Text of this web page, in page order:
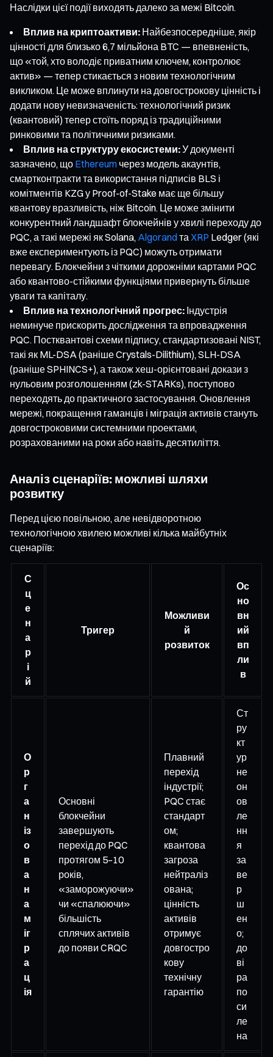
Наслідки цієї події виходять далеко за межі Bitcoin.
Вплив на криптоактиви: Найбезпосередніше, якір
цінності для близько 6,7 мільйона BTC — впевненість,
що «той, хто володіє приватним ключем, контролює
актив» — тепер стикається з новим технологічним
викликом. Це може вплинути на довгострокову цінність і
додати нову невизначеність: технологічний ризик
(квантовий) тепер стоїть поряд із традиційними
ринковими та політичними ризиками.
Вплив на структуру екосистеми:У документі
зазначено, що Ethereum через модель акаунтів,
смартконтракти та використання підписів BLS і
комітментів KZG у Proof-of-Stake має ще більшу
квантову вразливість, ніж Bitcoin. Це може змінити
конкурентний ландшафт блокчейнів у хвилі переходу до
PQC, а такі мережі як Solana, Algorandта XRP Ledger (які
вже експериментують із PQC) можуть отримати
перевагу. Блокчейни з чіткими дорожніми картами PQC
або квантово-стійкими функціями привернуть більше
уваги та капіталу.
Вплив на технологічний прогрес: Індустрія
неминуче прискорить дослідження та впровадження
PQC. Постквантові схеми підпису, стандартизовані NIST,
такі як ML-DSA (раніше Crystals-Dilithium), SLH-DSA
(раніше SPHINCS+), а також хеш-орієнтовані докази з
нульовим розголошенням (zk-STARKs), поступово
переходять до практичного застосування. Оновлення
мережі, покращення гаманців і міграція активів стануть
довгостроковими системними проектами,
розрахованими на роки або навіть десятиліття.
Аналіз сценаріїв: можливі шляхи
розвитку
Перед цією повільною, але невідворотною
технологічною хвилею можливі кілька майбутніх
сценаріїв:
С
ц
е
н
а
р
і
й
Тригер
Можливи
й
розвиток
Ос
но
вн
ий
вп
ли
в
О
р
г
а
н
із
о
в
а
н
а
м
іг
р
а
ц
ія
Основні
блокчейни
завершують
перехід до PQC
протягом 5–10
років,
«заморожуючи»
чи «спалюючи»
більшість
сплячих активів
до появи CRQC
Плавний
перехід
індустрії;
PQC стає
стандарт
ом;
квантова
загроза
нейтраліз
ована;
цінність
активів
отримує
довгостро
кову
технічну
гарантію
Ст
ру
кт
ур
не
он
ов
ле
нн
я
за
ве
р
ш
ен
о;
до
ві
ра
по
си
ле
на